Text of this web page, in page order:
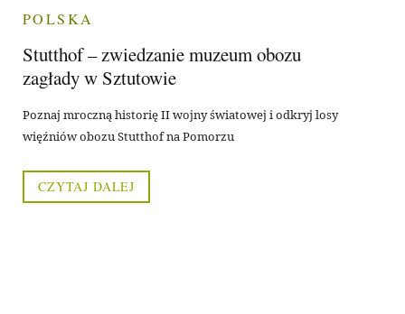
POLSKA
Stutthof – zwiedzanie muzeum obozu
zagłady w Sztutowie
Poznaj mroczną historię II wojny światowej i odkryj losy
więźniów obozu Stutthof na Pomorzu
CZYTAJ DALEJ